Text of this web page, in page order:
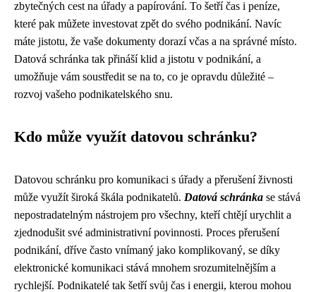
zbytečných cest na úřady a papírování. To šetří čas i peníze,
které pak můžete investovat zpět do svého podnikání. Navíc
máte jistotu, že vaše dokumenty dorazí včas a na správné místo.
Datová schránka tak přináší klid a jistotu v podnikání, a
umožňuje vám soustředit se na to, co je opravdu důležité –
rozvoj vašeho podnikatelského snu.
Kdo může využít datovou schránku?
Datovou schránku pro komunikaci s úřady a přerušení živnosti
může využít široká škála podnikatelů. Datová schránka se stává
nepostradatelným nástrojem pro všechny, kteří chtějí urychlit a
zjednodušit své administrativní povinnosti. Proces přerušení
podnikání, dříve často vnímaný jako komplikovaný, se díky
elektronické komunikaci stává mnohem srozumitelnějším a
rychlejší. Podnikatelé tak šetří svůj čas i energii, kterou mohou